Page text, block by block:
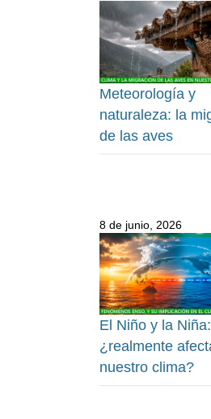
Meteorología y
naturaleza: la
de las aves
8 de junio, 2026
El Niño y la Niña:
¿realmente
nuestro clima?